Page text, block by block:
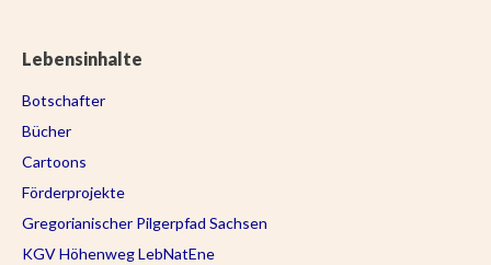
Lebensinhalte
Botschafter
Bücher
Cartoons
Förderprojekte
Gregorianischer Pilgerpfad Sachsen
KGV Höhenweg LebNatEne